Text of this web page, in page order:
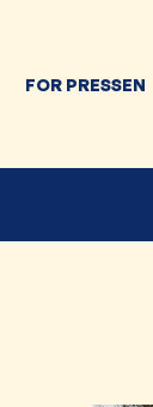
FOR PRESSEN